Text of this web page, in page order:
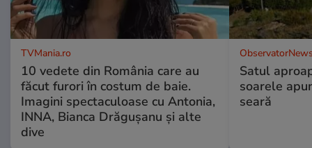
TVMania.ro
10 vedete din România care au
făcut furori în costum de baie.
Imagini spectaculoase cu Antonia,
INNA, Bianca Drăgușanu și alte
dive
Satul
soarele
seară